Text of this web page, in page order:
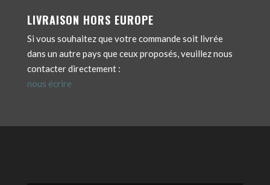
LIVRAISON HORS EUROPE
Si vous souhaitez que votre commande soit livrée
dans un autre pays que ceux proposés, veuillez nous
contacter directement :
nous écrire